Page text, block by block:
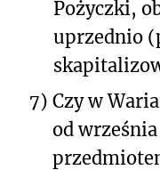
Pożyczki,
uprzednio
7) Czy w
od